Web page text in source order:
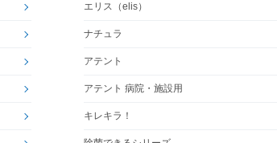
エリス（elis）
ナチュラ
アテント
アテント 病院・施設用
キレキラ！